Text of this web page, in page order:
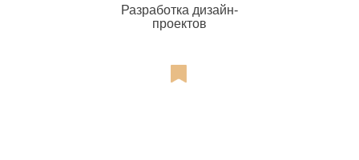
Разработка дизайн-
проектов